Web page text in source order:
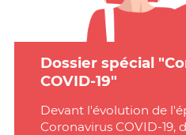
Dossier spécial
COVID-19"
Devant l'évolution de
Coronavirus COVID-19,